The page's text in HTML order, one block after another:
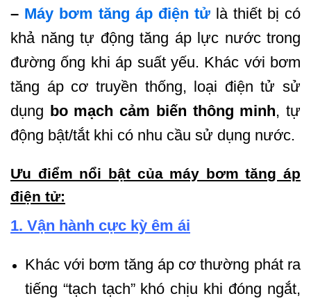
– Máy bơm tăng áp điện tử là thiết bị có
khả năng tự động tăng áp lực nước trong
đường ống khi áp suất yếu. Khác với bơm
tăng áp cơ truyền thống, loại điện tử sử
dụng bo mạch cảm biến thông minh, tự
động bật/tắt khi có nhu cầu sử dụng nước.
Ưu điểm nổi bật của máy bơm tăng áp
điện tử:
1. Vận hành cực kỳ êm ái
Khác với bơm tăng áp cơ thường phát ra
tiếng “tạch tạch” khó chịu khi đóng ngắt,